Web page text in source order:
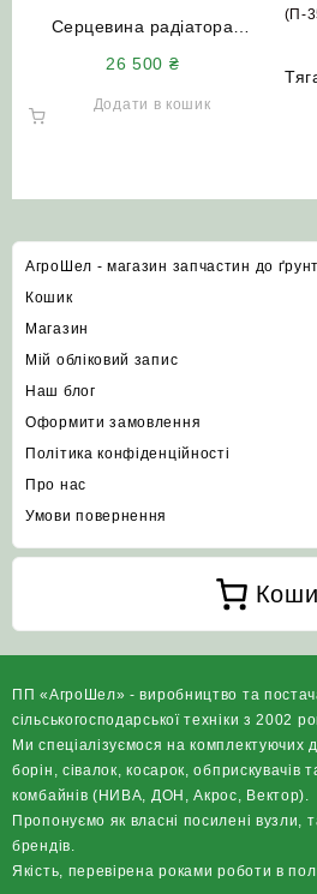
Серцевина радіатора
НИВА СК 5
26 500 ₴
Додати в кошик
АгроШел - магазин запчастин до
Кошик
Магазин
Мій обліковий запис
Наш блог
Оформити замовлення
Політика конфіденційності
Про нас
Умови повернення
ПП «АгроШел» - виробництво та
сільськогосподарської техніки з 2002
Ми спеціалізуємося на комплектуючих
борін, сівалок, косарок,
комбайнів (НИВА, ДОН, Акрос, Вектор).
Пропонуємо як власні посилені вузли,
брендів.
Якість, перевірена роками роботи в